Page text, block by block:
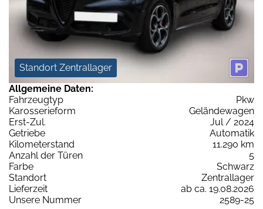
Standort Zentrallager
Allgemeine Daten:
Fahrzeugtyp
Pkw
Karosserieform
Geländewagen
Erst-Zul.
Jul / 2024
Getriebe
Automatik
Kilometerstand
11.290 km
Anzahl der Türen
5
Farbe
Schwarz
Standort
Zentrallager
Lieferzeit
ab ca. 19.08.2026
Unsere Nummer
2589-25